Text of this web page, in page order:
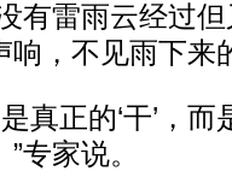
有雷雨云经过
，不见雨下来
正的‘干’，而
专家说。